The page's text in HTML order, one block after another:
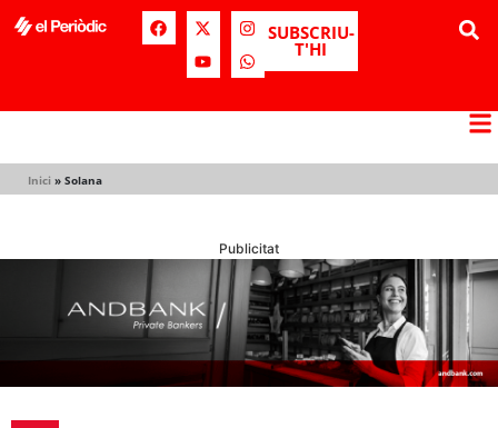
SUBSCRIU-
T'HI
Inici » Solana
Publicitat